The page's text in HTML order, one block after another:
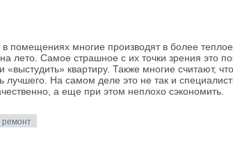
помещениях многие производят в более
лето. Самое страшное с их точки зрения это
квартиру. Также многие считают,
лучшего. На самом деле это не так и
а еще при этом неплохо сэкономить.
ремонт